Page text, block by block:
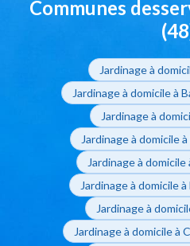
Communes
Jardinage à
Jardinage à domicile à
Jardinage à
Jardinage à domicile
Jardinage à
Jardinage à domicile
Jardinage à
Jardinage à domicile à